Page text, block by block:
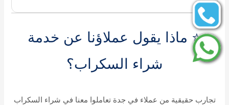
⭐ ماذا يقول عملاؤنا عن خدمة
شراء السكراب؟
تجارب حقيقية من عملاء في جدة تعاملوا معنا في شراء السكراب